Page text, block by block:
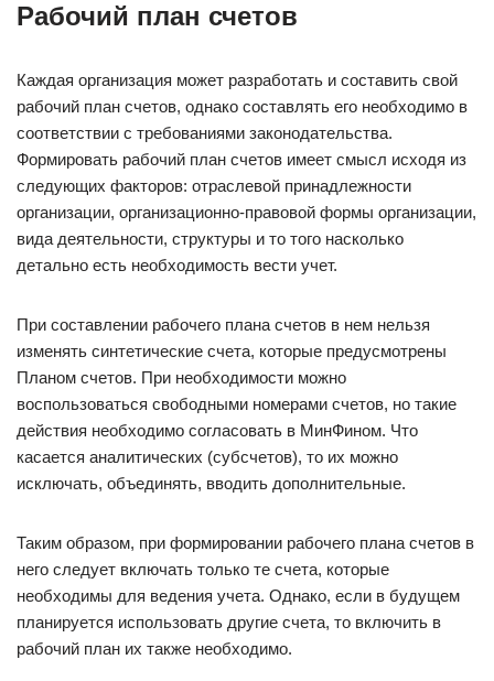
Рабочий план счетов
Каждая организация может разработать и составить свой
рабочий план счетов, однако составлять его необходимо в
соответствии с требованиями законодательства.
Формировать рабочий план счетов имеет смысл исходя из
следующих факторов: отраслевой принадлежности
организации, организационно-правовой формы организации,
вида деятельности, структуры и то того насколько
детально есть необходимость вести учет.
При составлении рабочего плана счетов в нем нельзя
изменять синтетические счета, которые предусмотрены
Планом счетов. При необходимости можно
воспользоваться свободными номерами счетов, но такие
действия необходимо согласовать в МинФином. Что
касается аналитических (субсчетов), то их можно
исключать, объединять, вводить дополнительные.
Таким образом, при формировании рабочего плана счетов в
него следует включать только те счета, которые
необходимы для ведения учета. Однако, если в будущем
планируется использовать другие счета, то включить в
рабочий план их также необходимо.